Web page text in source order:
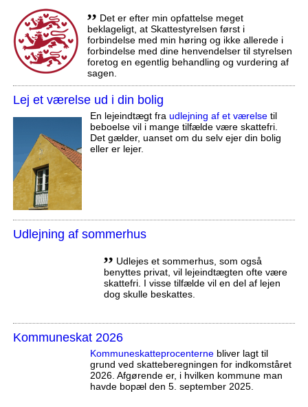
,, Det er efter min opfattelse meget
beklageligt, at Skattestyrelsen først i
forbindelse med min høring og ikke allerede i
forbindelse med dine henvendelser til styrelsen
foretog en egentlig behandling og vurdering af
sagen.
Lej et værelse ud i din bolig
En lejeindtægt fra udlejning af et værelsetil
beboelse vil i mange tilfælde være skattefri.
Det gælder, uanset om du selv ejer din bolig
eller er lejer.
Udlejning af sommerhus
,, Udlejes et sommerhus, som også
benyttes privat, vil lejeindtægten ofte være
skattefri. I visse tilfælde vil en del af lejen
dog skulle beskattes.
Kommuneskat 2026
Kommuneskatte­procenternebliver lagt til
grund ved skatteberegningen for indkomståret
2026. Afgørende er, i hvilken kommune man
havde bopæl den 5. september 2025.